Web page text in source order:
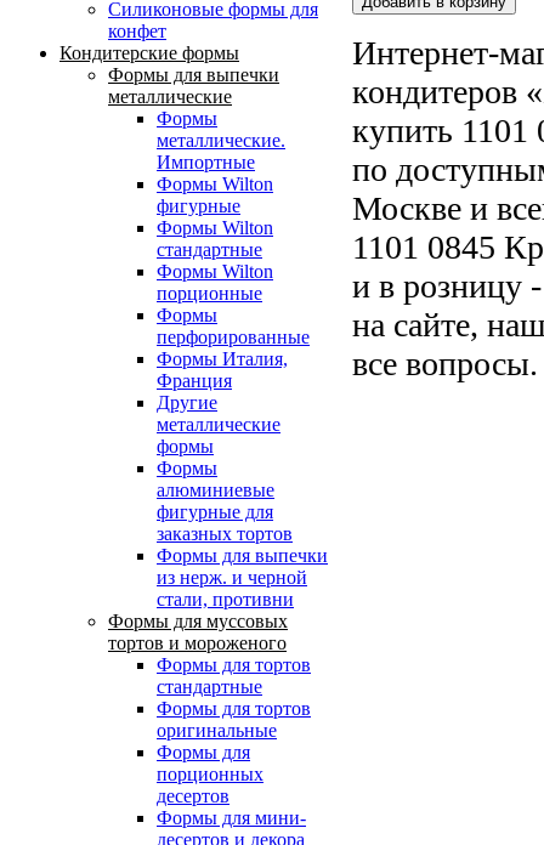
Силиконовые формы для
конфет
Кондитерские формы
Формы для выпечки
металлические
Формы
металлические.
Импортные
Формы Wilton
фигурные
Формы Wilton
стандартные
Формы Wilton
порционные
Формы
перфорированные
Формы Италия,
Франция
Другие
металлические
формы
Формы
алюминиевые
фигурные для
заказных тортов
Формы для выпечки
из нерж. и черной
стали, противни
Формы для муссовых
тортов и мороженого
Формы для тортов
стандартные
Формы для тортов
оригинальные
Формы для
порционных
десертов
Формы для мини-
десертов и декора
Интернет-
кондитеров
купить
по
Москве и
1101 0845
и в розницу
на сайте,
все вопросы.